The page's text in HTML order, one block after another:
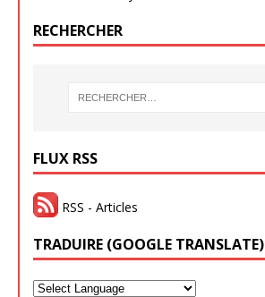
RECHERCHER
FLUX RSS
RSS - Articles
TRADUIRE (GOOGLE TRANSLATE)